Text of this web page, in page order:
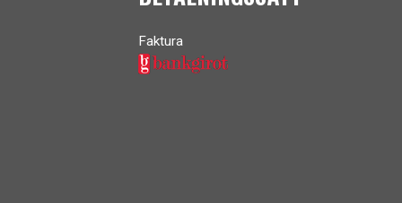
Faktura